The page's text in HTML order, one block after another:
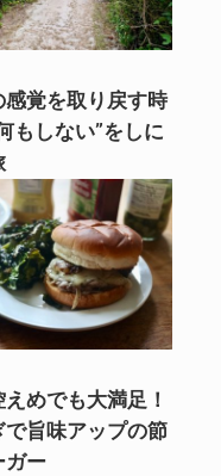
感覚を取り戻す時
もしない”をしに
めでも大満足！
で旨味アップの節
ガー